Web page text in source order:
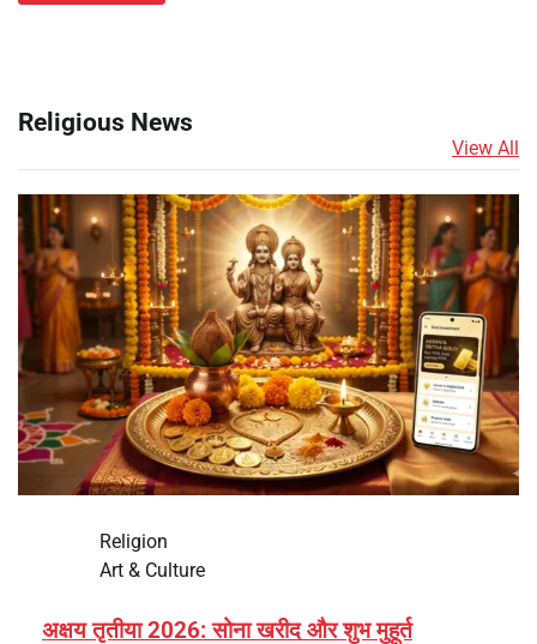
Religious News
View All
Religion
Art & Culture
अक्षय तृतीया 2026: सोना खरीद और शुभ मुहूर्त